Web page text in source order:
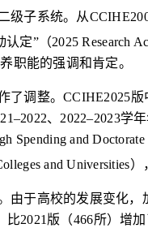
级子系统。从
认定”（2025 Research
职能的强调和肯定。
了调整。CCIHE2025版
、 2022–2023学
Spending and
and Universities）
由于高校的发展变化
比2021 版（466所）增